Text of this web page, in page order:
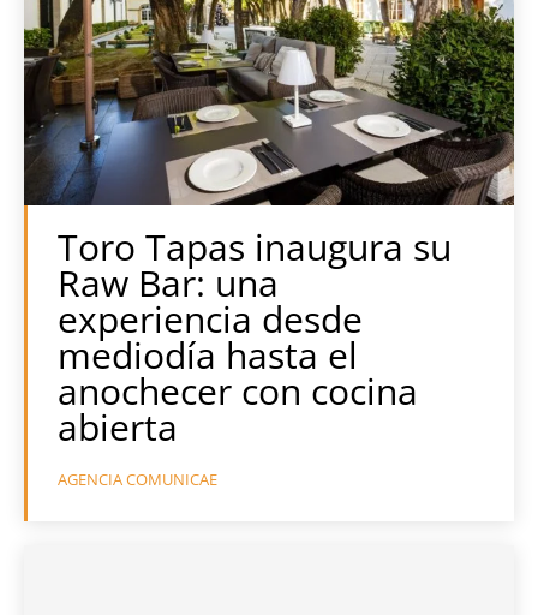
Toro Tapas inaugura su
Raw Bar: una
experiencia desde
mediodía hasta el
anochecer con cocina
abierta
AGENCIA COMUNICAE